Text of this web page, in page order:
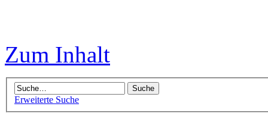
Zum Inhalt
Erweiterte Suche